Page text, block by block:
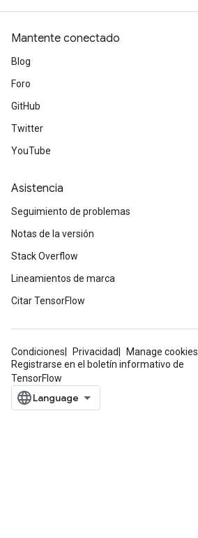
Mantente conectado
Blog
Foro
GitHub
Twitter
YouTube
Asistencia
Seguimiento de problemas
Notas de la versión
Stack Overflow
Lineamientos de marca
Citar TensorFlow
Condiciones Privacidad
Manage cookies
Registrarse en el boletín informativo de
TensorFlow